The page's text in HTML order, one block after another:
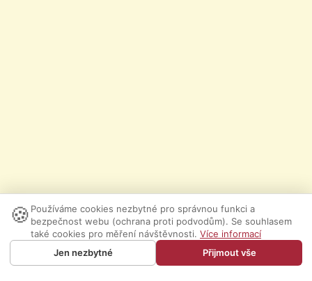
🍪 Používáme cookies nezbytné pro správnou funkci a
bezpečnost webu (ochrana proti podvodům). Se souhlasem
také cookies pro měření návštěvnosti. Více informací
Jen nezbytné
Přijmout vše